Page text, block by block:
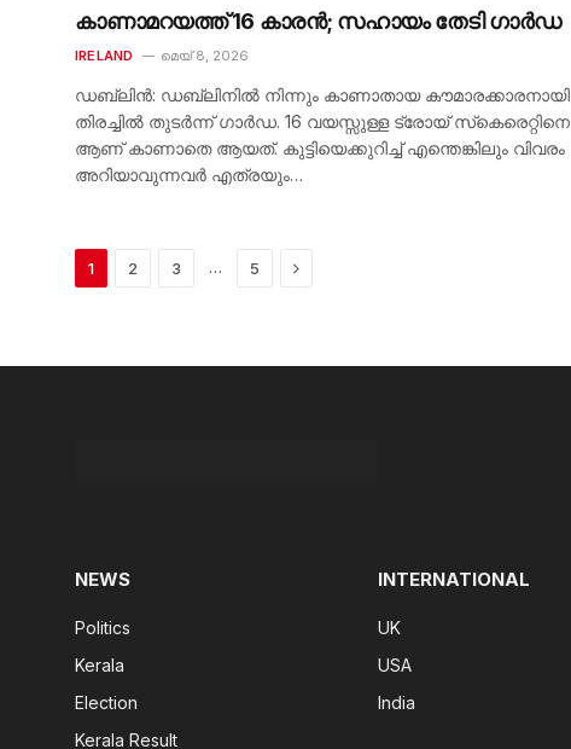
കാണാമറയത്ത് 16 കാരൻ; സഹായം തേടി ഗാർഡ
IRELAND മെയ്‌ 8, 2026
ഡബ്ലിൻ: ഡബ്ലിനിൽ നിന്നും കാണാതായ കൗമാരക്കാരനായി
തിരച്ചിൽ തുടർന്ന് ഗാർഡ. 16 വയസ്സുള്ള ട്രോയ് സ്‌കെരെറ്റിനെ
ആണ് കാണാതെ ആയത്. കുട്ടിയെക്കുറിച്ച് എന്തെങ്കിലും വിവരം
അറിയാവുന്നവർ എത്രയും…
1 2 3 … 5 Next
NEWS
Politics
Kerala
Election
Kerala Result
INTERNATIONAL
UK
USA
India